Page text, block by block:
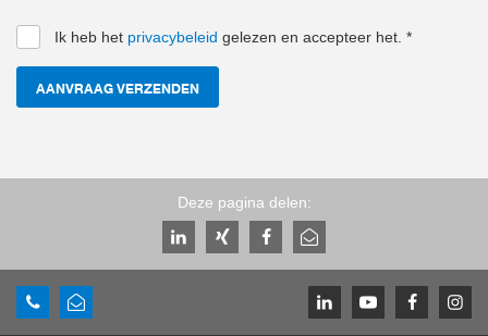
Ik heb het privacybeleid gelezen en accepteer het. *
AANVRAAG VERZENDEN
Deze pagina delen: